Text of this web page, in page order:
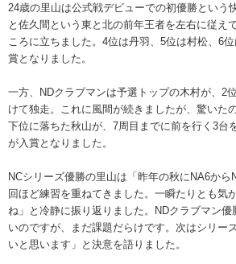
24歳の里山は公式戦デビューでの初優勝という
と佐久間という東と北の前年王者を左右に従え
ころに立ちました。4位は丹羽、5位は村松、6
賞となりました。
一方、NDクラブマンは予選トップの木村が、2
けて独走。これに風間が続きましたが、驚いた
下位に落ちた秋山が、7周目までに前を行く3台
が入賞となりました。
NCシリーズ優勝の里山は「昨年の秋にNA6から
回ほど練習を重ねてきました。一瞬たりとも気
ね」と冷静に振り返りました。NDクラブマン優
いのですが、まだ課題だらけです。次はシリー
いと思います」と決意を語りました。